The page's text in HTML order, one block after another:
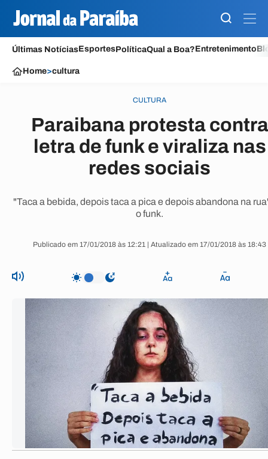
Últimas NotíciasEsportesPolíticaQual a Boa?Entretenimento
Home>cultura
CULTURA
Paraibana protesta contra
letra de funk e viraliza nas
redes sociais
"Taca a bebida, depois taca a pica e depois abandona na
o funk.
Publicado em 17/01/2018 às 12:21 | Atualizado em 17/01/2018 às 18:43